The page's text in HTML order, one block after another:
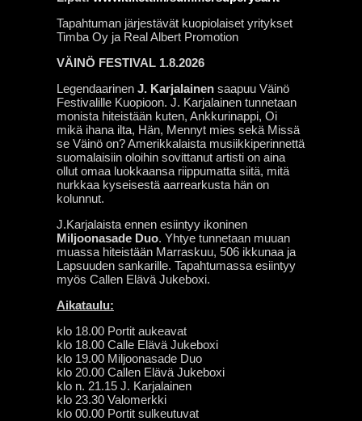
Tapahtuman järjestävät kuopiolaiset yritykset
Timba Oy ja Real Albert Promotion
VÄINÖ FESTIVAL 1.8.2026
Legendaarinen J. Karjalainen saapuu Väinö
Festivalille Kuopioon. J. Karjalainen tunnetaan
monista hiteistään kuten, Ankkurinappi, Oi
mikä ihana ilta, Hän, Mennyt mies sekä Missä
se Väinö on? Amerikkalaista musiikkiperinnettä
suomalaisiin oloihin sovittanut artisti on aina
ollut omaa luokkaansa riippumatta siitä, mitä
nurkkaa kyseisestä aarrearkusta hän on
kolunnut.
J.Karjalaista ennen esiintyy ikoninen
Miljoonasade Duo. Yhtye tunnetaan muuan
muassa hiteistään Marraskuu, 506 ikkunaa ja
Lapsuuden sankarille. Tapahtumassa esiintyy
myös Callen Elävä Jukeboxi.
Aikataulu:
klo 18.00 Portit aukeavat
klo 18.00 Calle Elävä Jukeboxi
klo 19.00 Miljoonasade Duo
klo 20.00 Callen Elävä Jukeboxi
klo n. 21.15 J. Karjalainen
klo 23.30 Valomerkki
klo 00.00 Portit sulkeutuvat